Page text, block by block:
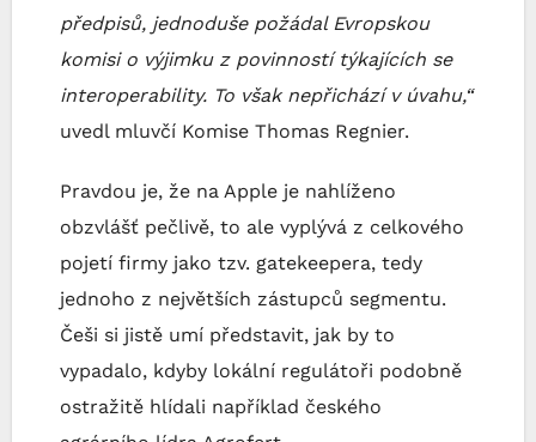
předpisů, jednoduše požádal Evropskou
komisi o výjimku z povinností týkajících se
interoperability. To však nepřichází v úvahu,“
uvedl mluvčí Komise Thomas Regnier.
Pravdou je, že na Apple je nahlíženo
obzvlášť pečlivě, to ale vyplývá z celkového
pojetí firmy jako tzv. gatekeepera, tedy
jednoho z největších zástupců segmentu.
Češi si jistě umí představit, jak by to
vypadalo, kdyby lokální regulátoři podobně
ostražitě hlídali například českého